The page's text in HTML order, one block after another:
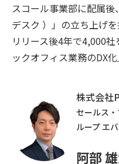
スコール事業部に配属
デスク ）」の立ち上げを
リリース後4年で4,000
ックオフィス業務のDX化
株式会
セールス
ループ エ
阿部